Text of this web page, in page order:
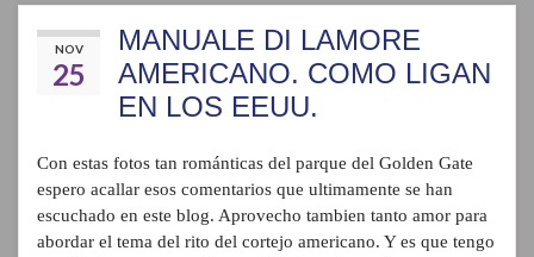
NOV
25
MANUALE DI LAMORE
AMERICANO. COMO LIGAN
EN LOS EEUU.
Con estas fotos tan románticas del parque del Golden Gate
espero acallar esos comentarios que ultimamente se han
escuchado en este blog. Aprovecho tambien tanto amor para
abordar el tema del rito del cortejo americano. Y es que tengo